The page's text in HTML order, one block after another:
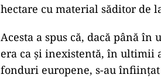
hectare cu material săditor de
Acesta a spus că, dacă până
era ca şi inexistentă, în ultimii
fonduri europene, s-au